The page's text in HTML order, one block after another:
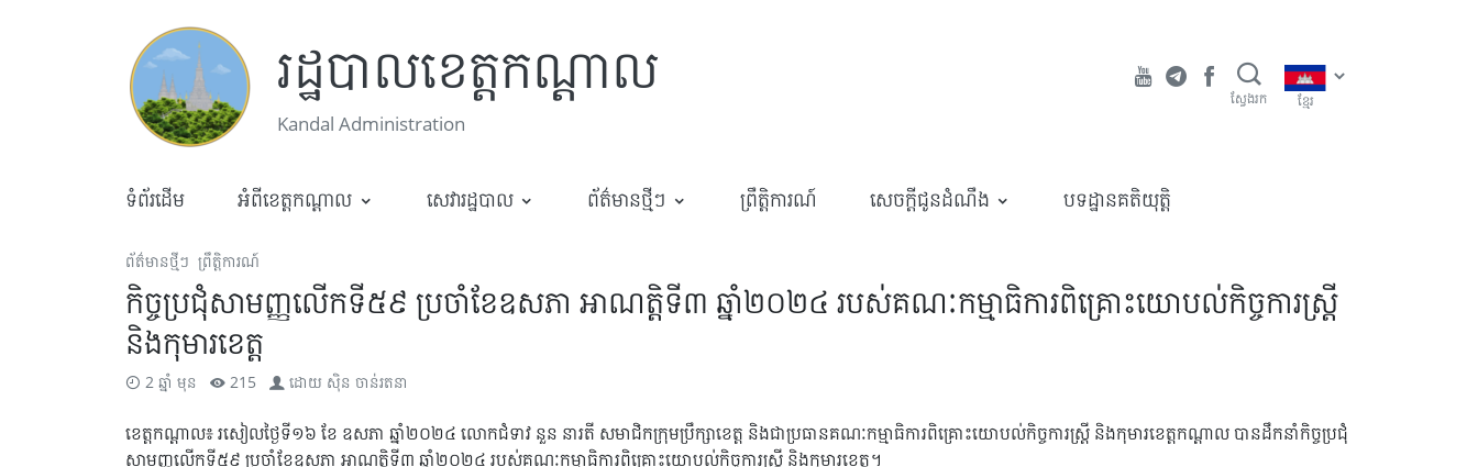
រដ្ឋបាលខេត្តកណ្តាល
Kandal Administration
ស្វែងរក ខ្មែរ
ទំព័រដើម អំពីខេត្តកណ្តាល សេវារដ្ឋបាល ព័ត៌មានថ្មីៗ ព្រឹត្តិការណ៍ សេចក្តីជូនដំណឹង បទដ្ឋានគតិយុត្តិ
ព័ត៌មានថ្មីៗ ព្រឹត្តិការណ៍
កិច្ចប្រជុំសាមញ្ញលើកទី៥៩ ប្រចាំខែឧសភា អាណត្តិទី៣ ឆ្នាំ២០២៤ របស់គណៈកម្មាធិការពិគ្រោះយោបល់កិច្ចការស្ត្រី
និងកុមារខេត្ត
2 ឆ្នាំ មុន 215 ដោយ ស៊ិន ចាន់រតនា
ខេត្តកណ្ដាល៖ រសៀលថ្ងៃទី១៦ ខែ ឧសភា ឆ្នាំ២០២៤ លោកជំទាវ នួន នារតី សមាជិកក្រុមប្រឹក្សាខេត្ត និងជាប្រធានគណៈកម្មាធិការពិគ្រោះយោបល់កិច្ចការស្ត្រី និងកុមារខេត្តកណ្ដាល បានដឹកនាំកិច្ចប្រជុំ
សាមញ្ញលើកទី៥៩ ប្រចាំខែឧសភា អាណត្តិទី៣ ឆ្នាំ២០២៤ របស់គណៈកម្មាធិការពិគ្រោះយោបល់កិច្ចការស្ត្រី និងកុមារខេត្ត។